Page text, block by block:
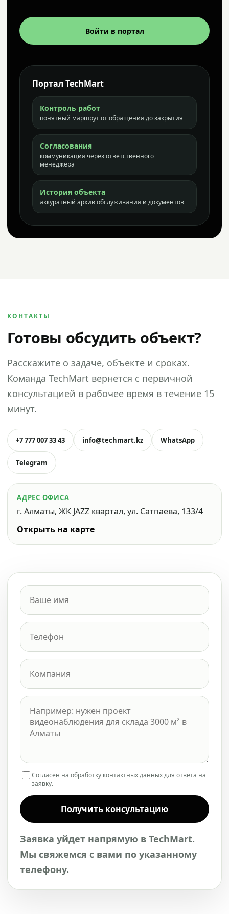
Войти в портал
Портал TechMart
Контроль работ
понятный маршрут от обращения до закрытия
Согласования
коммуникация через ответственного
менеджера
История объекта
аккуратный архив обслуживания и документов
КОНТАКТЫ
Готовы обсудить объект?
Расскажите о задаче, объекте и сроках.
Команда TechMart вернется с первичной
консультацией в рабочее время в течение 15
минут.
+7 777 007 33 43 info@techmart.kz WhatsApp
Telegram
АДРЕС ОФИСА
г. Алматы, ЖК JAZZ квартал, ул. Сатпаева, 133/4
Открыть на карте
Согласен на обработку контактных данных для ответа на
заявку.
Получить консультацию
Заявка уйдет напрямую в TechMart.
Мы свяжемся с вами по указанному
телефону.